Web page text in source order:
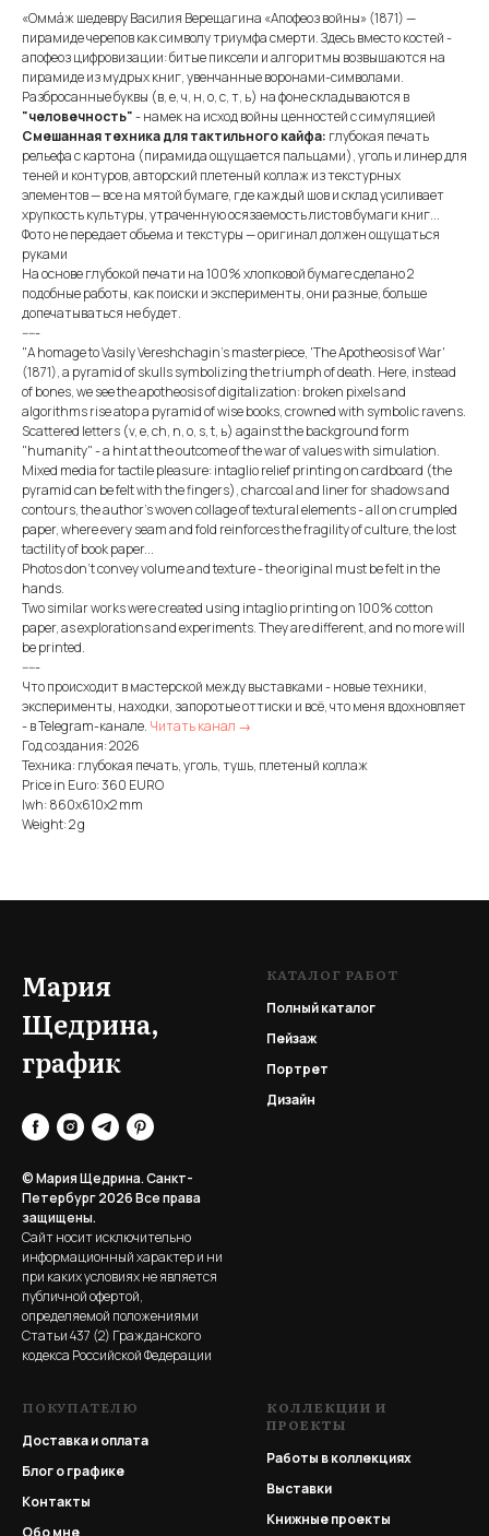
«Оммáж шедевру Василия Верещагина «Апофеоз войны» (1871) —
пирамиде черепов как символу триумфа смерти. Здесь вместо костей -
апофеоз цифровизации: битые пиксели и алгоритмы возвышаются на
пирамиде из мудрых книг, увенчанные воронами-символами.
Разбросанные буквы (в, е, ч, н, о, с, т, ь) на фоне складываются в
"человечность"- намек на исход войны ценностей с симуляцией
Смешанная техника для тактильного кайфа: глубокая печать
рельефа с картона (пирамида ощущается пальцами), уголь и линер для
теней и контуров, авторский плетеный коллаж из текстурных
элементов — все на мятой бумаге, где каждый шов и склад усиливает
хрупкость культуры, утраченную осязаемость листов бумаги книг...
Фото не передает объема и текстуры — оригинал должен ощущаться
руками
На основе глубокой печати на 100% хлопковой бумаге сделано 2
подобные работы, как поиски и эксперименты, они разные, больше
допечатываться не будет.
-----
"A homage to Vasily Vereshchagin's masterpiece, 'The Apotheosis of War'
(1871), a pyramid of skulls symbolizing the triumph of death. Here, instead
of bones, we see the apotheosis of digitalization: broken pixels and
algorithms rise atop a pyramid of wise books, crowned with symbolic ravens.
Scattered letters (v, e, ch, n, o, s, t, ь) against the background form
"humanity" - a hint at the outcome of the war of values ​​with simulation.
Mixed media for tactile pleasure: intaglio relief printing on cardboard (the
pyramid can be felt with the fingers), charcoal and liner for shadows and
contours, the author's woven collage of textural elements - all on crumpled
paper, where every seam and fold reinforces the fragility of culture, the lost
tactility of book paper...
Photos don't convey volume and texture - the original must be felt in the
hands.
Two similar works were created using intaglio printing on 100% cotton
paper, as explorations and experiments. They are different, and no more will
be printed.
-----
Что происходит в мастерской между выставками - новые техники,
эксперименты, находки, запоротые оттиски и всё, что меня вдохновляет
- в Telegram-канале. Читать канал →
Год создания: 2026
Техника: глубокая печать, уголь, тушь, плетеный коллаж
Price in Euro: 360 EURO
lwh: 860x610x2 mm
Weight: 2 g
Мария
Щедрина,
график
© Мария Щедрина. Санкт-
Петербург 2026Все права
защищены.
Сайт носит исключительно
информационный характер и ни
при каких условиях не является
публичной офертой,
определяемой положениями
Статьи 437 (2) Гражданского
кодекса Российской Федерации
КАТАЛОГ РАБОТ
Полный каталог
Пейзаж
Портрет
Дизайн
ПОКУПАТЕЛЮ
Доставка и оплата
Блог о графике
Контакты
Обо мне
КОЛЛЕКЦИИ И
ПРОЕКТЫ
Работы в коллекциях
Выставки
Книжные проекты